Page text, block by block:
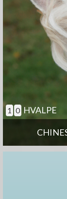
1 0 HVALPE